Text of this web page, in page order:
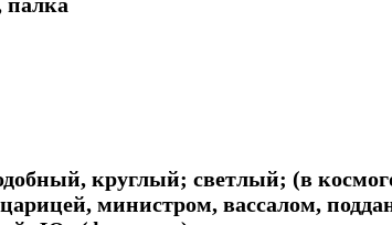
круглый; светлый; (в
министром, вассалом,